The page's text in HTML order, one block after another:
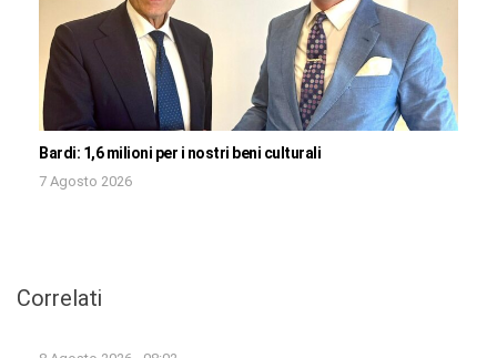
Bardi: 1,6 milioni per i nostri beni culturali
7 Agosto 2026
Correlati